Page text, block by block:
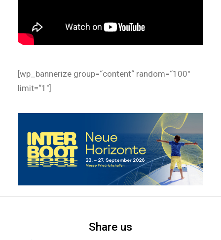
[wp_bannerize group=“content“ random=“100″
limit=“1″]